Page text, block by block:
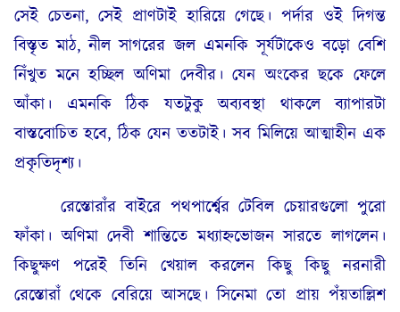
সেই চেতনা, সেই প্রাণটাই হারিয়ে গেছে। পর্দার ওই দিগন্ত
বিস্তৃত মাঠ, নীল সাগরের জল এমনকি সূর্যটাকেও বড়ো বেশি
নিঁখুত মনে হচ্ছিল অণিমা দেবীর। যেন অংকের ছকে ফেলে
আঁকা। এমনকি ঠিক যতটুকু অব্যবস্থা থাকলে ব্যাপারটা
বাস্তবোচিত হবে, ঠিক যেন ততটাই। সব মিলিয়ে আত্মাহীন এক
প্রকৃতিদৃশ্য।
রেস্তোরাঁর বাইরে পথপার্শ্বের টেবিল চেয়ারগুলো পুরো
ফাঁকা। অণিমা দেবী শান্তিতে মধ্যাহ্নভোজন সারতে লাগলেন।
কিছুক্ষণ পরেই তিনি খেয়াল করলেন কিছু কিছু নরনারী
রেস্তোরাঁ থেকে বেরিয়ে আসছে। সিনেমা তো প্রায় পঁয়তাল্লিশ